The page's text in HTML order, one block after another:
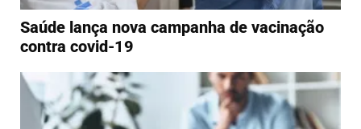
Saúde lança nova campanha de vacinação
contra covid-19